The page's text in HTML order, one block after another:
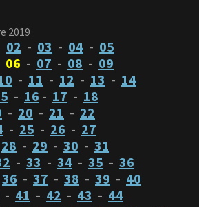
2019
02 - 03 - 04 - 05
06 - 07 - 08 - 09
- 11 - 12 - 13 - 14
- 16 - 17 - 18
- 20 - 21 - 22
- 25 - 26 - 27
28 - 29 - 30 - 31
- 33 - 34 - 35 - 36
36 - 37 - 38 - 39 - 40
- 41 - 42 - 43 - 44